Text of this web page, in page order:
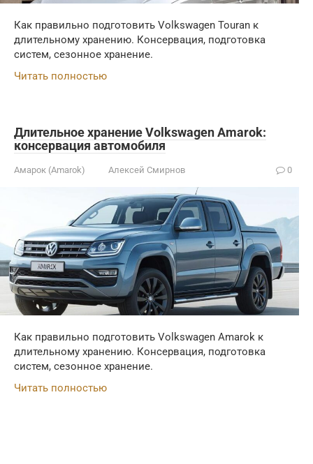
Как правильно подготовить Volkswagen Touran к
длительному хранению. Консервация, подготовка
систем, сезонное хранение.
Читать полностью
Длительное хранение Volkswagen Amarok:
консервация автомобиля
Амарок (Amarok) Алексей Смирнов 0
Как правильно подготовить Volkswagen Amarok к
длительному хранению. Консервация, подготовка
систем, сезонное хранение.
Читать полностью